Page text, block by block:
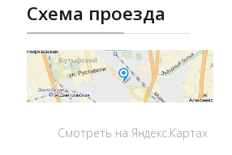
Схема проезда
Смотреть на Яндекс.Картах